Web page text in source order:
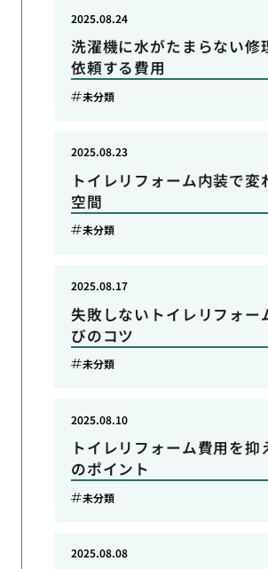
洗濯機に水がたまらない修
依頼する費用
2025.08.24
未分類
トイレリフォーム内装で変
空間
2025.08.23
未分類
失敗しないトイレリフォー
びのコツ
2025.08.17
未分類
トイレリフォーム費用を抑
のポイント
2025.08.10
未分類
2025.08.08